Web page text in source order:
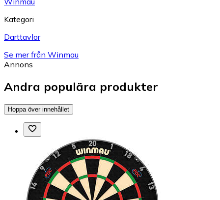
Kategori
Darttavlor
Se mer från Winmau
Annons
Andra populära produkter
Hoppa över innehållet